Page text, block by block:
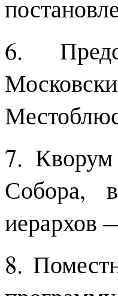
6.
7. Кворум
Собора,
иерархов
8.